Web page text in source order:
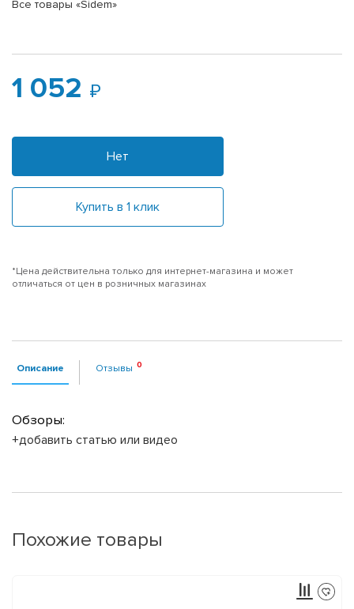
Все товары «Sidem»
1 052
Нет
Купить в 1 клик
*Цена действительна только для интернет-магазина и может
отличаться от цен в розничных магазинах
Описание Отзывы
Обзоры:
+добавить статью или видео
Похожие товары